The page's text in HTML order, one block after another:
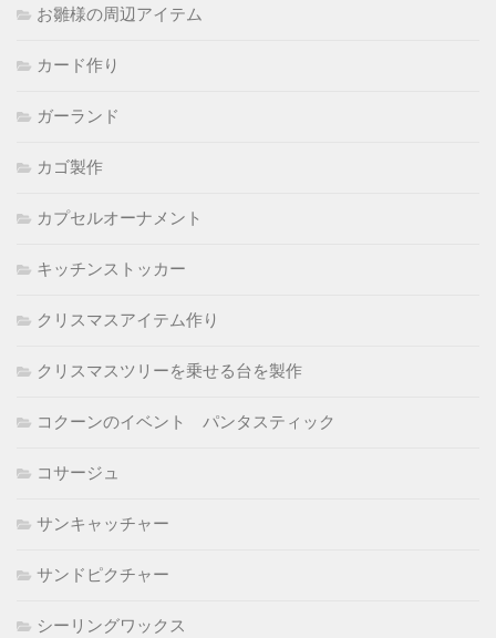
お雛様の周辺アイテム
カード作り
ガーランド
カゴ製作
カプセルオーナメント
キッチンストッカー
クリスマスアイテム作り
クリスマスツリーを乗せる台を製作
コクーンのイベント パンタスティック
コサージュ
サンキャッチャー
サンドピクチャー
シーリングワックス